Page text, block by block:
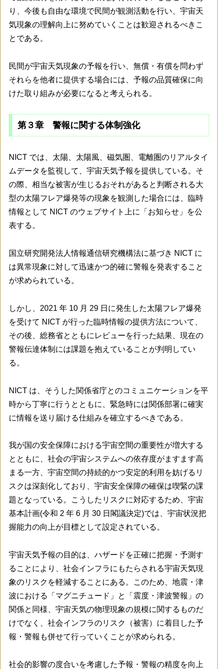
り、今後も自由な環境で民間が観測活動を行い、宇宙天
気現象の理解向上に努めていくことは歓迎されるべきこ
とである。
民間が宇宙天気現象の予報を行い、無償・有償を問わず
それらを他者に提供する場合には、予報の品質確保に向
けた取り組みが必要になると考えられる。
第３章 警報に関する体制強化
NICT では、太陽、太陽風、磁気圏、電離圏のリアルタイ
ムデータを監視して、宇宙天気予報を提供している。そ
の際、相当な被害が生じるおそれがあると判断される大
型の太陽フレア爆発等の現象を観測した場合には、臨時
情報として NICT のウェブサイト上に「お知らせ」を公
表する。
国立研究開発法人情報通信研究機構法に基づき NICT に
は異常現象に対して迅速かつ的確に警報を発表すること
が求められている。
しかし、2021 年 10 月 29 日に発生した太陽フレア爆発
を受けて NICT が行った臨時情報の提供方法について、
その後、総務省とともにレビューを行った結果、現在の
警報伝達体制には課題を抱えていることが判明してい
る。
NICT は、そうした関係省庁とのコミュニケーションを平
時から丁寧に行うとともに、緊急時には関係部署に確実
に情報を送り届ける仕組みを確立するべきである。
我が国の安全保障における宇宙空間の重要性が増大する
とともに、社会の宇宙システムへの依存度がますます高
まる一方、宇宙空間の持続的かつ安定的利用を妨げるリ
スクは深刻化しており、宇宙安全保障の確保は喫緊の課
題となっている。こうしたリスクに対応するため、宇宙
基本計画(令和 2 年 6 月 30 日閣議決定)では、宇宙状況把
握能力の向上が目標として設定されている。
宇宙天気予報の目的は、ハザードを正確に把握・予測す
ることにより、社会インフラにもたらされる宇宙天気現
象のリスクを軽減することにある。このため、地震・津
波における「マグニチュード」と「震度・津波警報」の
関係と同様、宇宙天気の物理現象の規模に関するものだ
けでなく、社会インフラのリスク（被害）に着目した予
報・警報も併せて行っていくことが求められる。
社会的影響の度合いを考慮した予報・警報の精度を向上